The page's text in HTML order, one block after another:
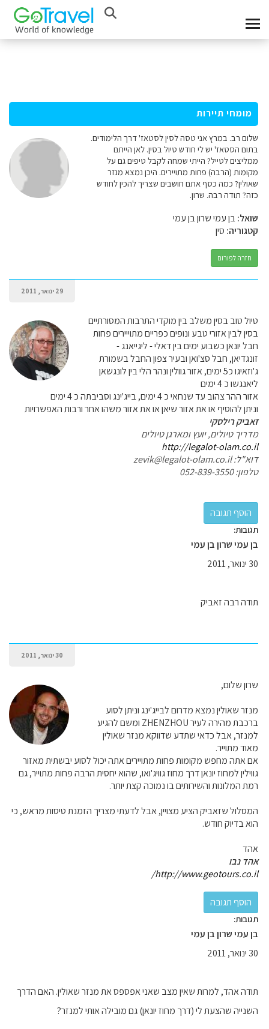
מומחי תיירות
שלום רב. במרץ אני טסה לסין לסטאז' דרך הלימודים.
בתום הסטאז' יש לי חודש טיול בסין. לאן הייתם
ממליצים לטייל? הייתי שמחה לקבל טיפים גם על
מקומות (הרבה) פחות מתויירים. היכן נמצא מנזר
שאולין? כמה כסף אתם חושבים שצריך להכין לחודש
כזה? תודה רבה. שרון.
שואל:בן עמי שרון בן עמי
קטגוריה: סין
חזרה לפורום
29 ינואר, 2011
טיול טוב בסין משלב בין מוקדי התרבות המסורתיים
בסין לבין אזורי טבע ונופים כפריים מתוייירים פחות
חבל יונאן כשבוע ימים בין דאלי - ליגייאנג -
זונגדיאן, חבל סצ'ואן ובעיר צפון החבל בשמורת
ג'וזאיגו כ5 ימים, אזור גוולין ונהר הלי בין לונגשאן
ליאנגשו כ 4 ימים
אזור ההר צהוב עד שנחאי כ 4 ימים, בייג'ינג וסביבתה כ 4 ימים
וניתן להוסיף או את אזור שיאן או את אזור משהו אחר ורבות האפשרויות
זאביק רילסקי
מדריך טיולים, יועץ ומארגן טיולים
http://legalot-olam.co.il
דוא"ל: zevik@legalot-olam.co.il
טלפון: 052-839-3550
תגובות:
בן עמי שרון בן עמי
30 ינואר, 2011
תודה רבה זאביק
30 ינואר, 2011
שרון שלום,
מנזר שאולין נמצא מדרום לבייג'ינג וניתן לסוע
ברכבת מהירה לעיר ZHENZHOU ומשם להגיע
למנזר, אבל כדאי שתדע שדווקא מנזר שאולין
מאוד מתוייר.
אם אתה מחפש מקומות פחות מתויירים אתה יכול לסוע יבשתית מאזור
גווילין למחוז יונאן דרך מחוז גוויג'ואו, שהוא יחסית הרבה פחות מתוייר, גם
רמת המלונות והשירותים בו נמוכה קצת יותר.
המסלול שזאביק הציע מצויין, אבל לדעתי מצריך הזמנת טיסות מראש, כי
הוא בדיוק חודש.
אהד
אהד נבו
http://www.geotours.co.il/
תגובות:
בן עמי שרון בן עמי
30 ינואר, 2011
תודה אהד, למרות שאין מצב שאני אפספס את מנזר שאולין. האם הדרך
השנייה שהצעת לי (דרך מחוז יונאן) גם מובילה אותי למנזר?